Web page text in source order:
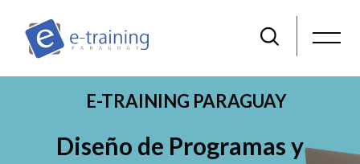
E-TRAINING PARAGUAY
Diseño de Programas y